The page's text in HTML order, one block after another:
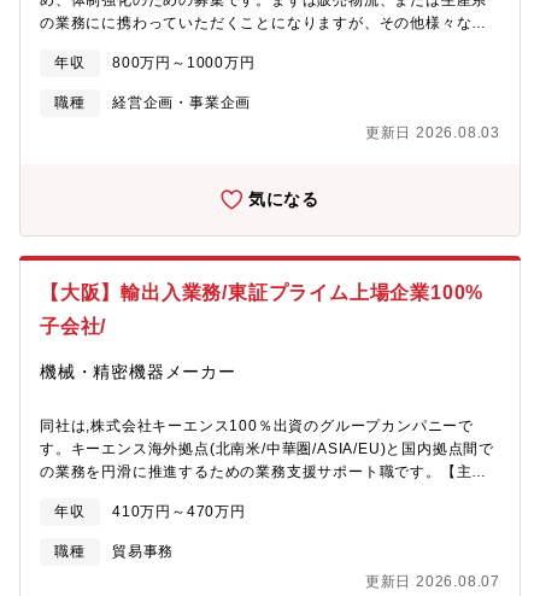
の業務にに携わっていただくことになりますが、その他様々な分
経験を積んで自身のスキルアップを計り、当社の経営に貢献いた
だける方を募集します。＜販売物流系＞発注から仕入、受注から
売上までの一連の業務プロセスに関わる業務知識とシステム構築
の経験を保有した方を探しています。主な役割は、上記業務領域
(IoT・ロボット等)を 活用したスマート工場化を目指し、生産性の
保有した人材を探しております。主な役割は、生産システム(計画
メントになります。【職務詳細】 ・販売物流または生産領域の
担当者として各種システムの企画・導入、保守 の実施 ・企
レゼンテーション、ユーザー（事業部門）との協議・調整【仕事
ます。・何が経営に必要か、問題の本質はどこにあるかを深く考
え、その解決策を提案、実行できる人材に成長していただくこと
ができます。・業務システムの構築に留まらず、AI活用、DX推進
等最新のテクノロジーを活用した企画提案をすることで更なるス
社の社員も多く活躍しています。【当社の魅力】■化粧品・医薬
品・機能性食品・施術サービスのブランドを多方面で展開！“塗る
年収 800万円～1000万円
職種
経営企画・事業企画
更新日 2026.08.03
気になる
【大阪】輸出入業務/東証プライム上場企業100%
子会社/
機械・精密機器メーカー
同社は,株式会社キーエンス100％出資のグループカンパニーで
す。キーエンス海外拠点(北南米/中華圏/ASIA/EU)と国内拠点間で
の業務を円滑に推進するための業務支援サポート職です。【主な
（採用・育成）についての現地管理者との協議や推進・海外現地
法人への技術移管や指導の企画立案と実現に向けた関係各部署と
調整や連携・キーエンス製品の修理に関する問合せ対応とオペレ
ーション、管理、対応面の指導 ※海外現地法人と英語でのメー
年収 410万円～470万円
職種
貿易事務
更新日 2026.08.07